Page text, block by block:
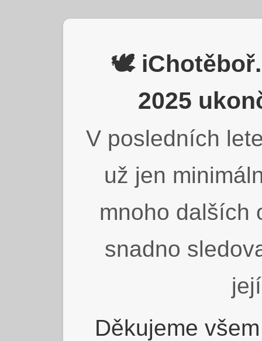
🕊️
2025
V posledních
už jen
mnoho dalších
snadno
Děkujeme